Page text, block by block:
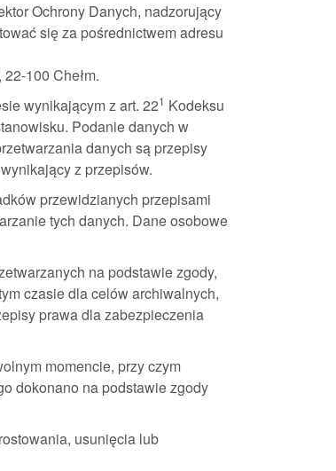
Ochrony Danych, nadzorujący
się za pośrednictwem adresu
100 Chełm.
wynikającym z art. 221 Kodeksu
Podanie danych w
danych są przepisy
z przepisów.
przewidzianych przepisami
tych danych. Dane osobowe
na podstawie zgody,
czasie dla celów archiwalnych,
prawa dla zabezpieczenia
momencie, przy czym
dokonano na podstawie zgody
usunięcia lub